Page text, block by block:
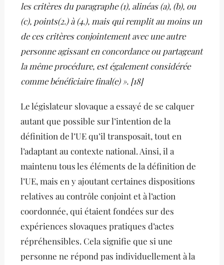
les critères du paragraphe (1), alinéas (a), (b), ou
(c), points(2.) à (4.), mais qui remplit au moins un
de ces critères conjointement avec une autre
personne agissant en concordance ou partageant
la même procédure, est également considérée
comme bénéficiaire final(e) ». [18]
Le législateur slovaque a essayé de se calquer
autant que possible sur l’intention de la
définition de l’UE qu’il transposait, tout en
l’adaptant au contexte national. Ainsi, il a
maintenu tous les éléments de la définition de
l’UE, mais en y ajoutant certaines dispositions
relatives au contrôle conjoint et à l’action
coordonnée, qui étaient fondées sur des
expériences slovaques pratiques d’actes
répréhensibles. Cela signifie que si une
personne ne répond pas individuellement à la